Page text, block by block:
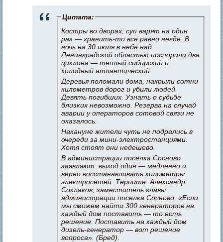
Цитата:
Костры во дворах; суп варят на один
раз — хранить-то все равно негде. В
ночь на 30 июля в небе над
Ленинградской областью поспорили два
циклона — теплый сибирский и
холодный атлантический.
Деревья поломали дома, накрыли сотни
километров дорог и убили людей.
Девять погибших. Узнать о судьбе
близких невозможно. Резерва на случай
аварии у операторов сотовой связи не
оказалось.
Накануне жители чуть не подрались в
очереди за мини-электростанциями.
Хотя стоят они недешево.
В администрации поселка Сосново
заявляют: выход один — медленно и
верно восстанавливать километры
электросетей. Терпите. Александр
Соклаков, заместитель главы
администрации поселка Сосново: «Если
мы сможем найти 300 генераторов на
каждый дом поставить — то есть
решение. Поставить на каждый дом
дизель-генератор — вот решение
вопроса». (Бред).